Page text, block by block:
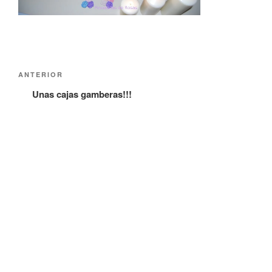
entradas
Entrada
anterior:
ANTERIOR
Unas cajas gamberas!!!